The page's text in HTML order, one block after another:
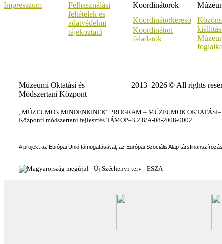
Impresszum
Felhasználási
feltételek és
adatvédelmi
tájékoztató
Koordinátorok
Koordinátorkereső
Koordinátori
feladatok
Múzeumi Oktatási és
Módszertani Központ
2013–2026 © All rights
„MÚZEUMOK MINDENKINEK” PROGRAM – MÚZEUMOK
Központi módszertani fejlesztés TÁMOP–3.2.8/A-08-2008-0002
A projekt az Európai Unió támogatásával, az Európai Szociális Alap